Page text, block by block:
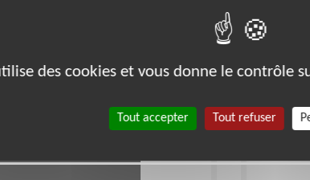
chez
Exclusion & Pauvreté
des cookies et vous donne le contrôle
Tout accepter Tout refuser